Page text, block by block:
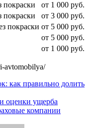
покраски
от 1 000 руб.
покраски
от 3 000 руб.
покраски от 5 000 руб.
от 5 000 руб.
от 1 000 руб.
avtomobilya/
как правильно долить
оценки ущерба
компании